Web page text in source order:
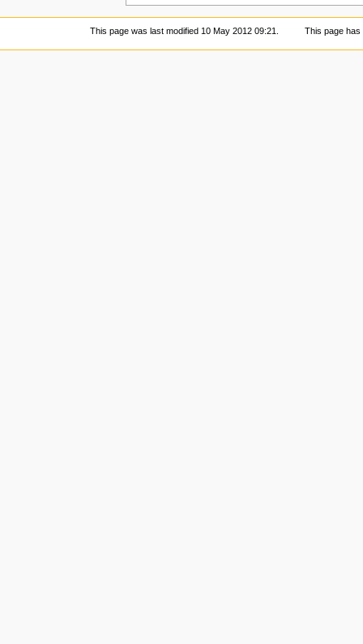
This page was last modified 10 May 2012 09:21. This page